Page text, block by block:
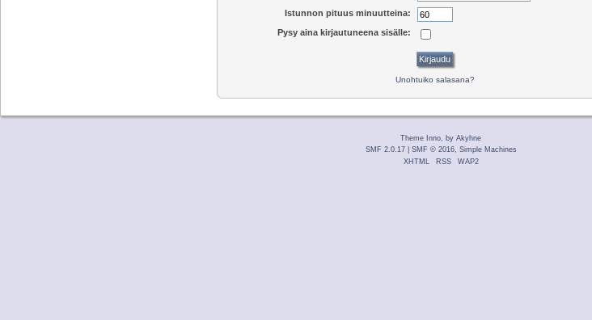
Istunnon pituus minuutteina:
Pysy aina kirjautuneena sisälle:
Unohtuiko salasana?
Theme Inno, by Akyhne
SMF 2.0.17| SMF © 2016, Simple Machines
XHTML
RSS WAP2